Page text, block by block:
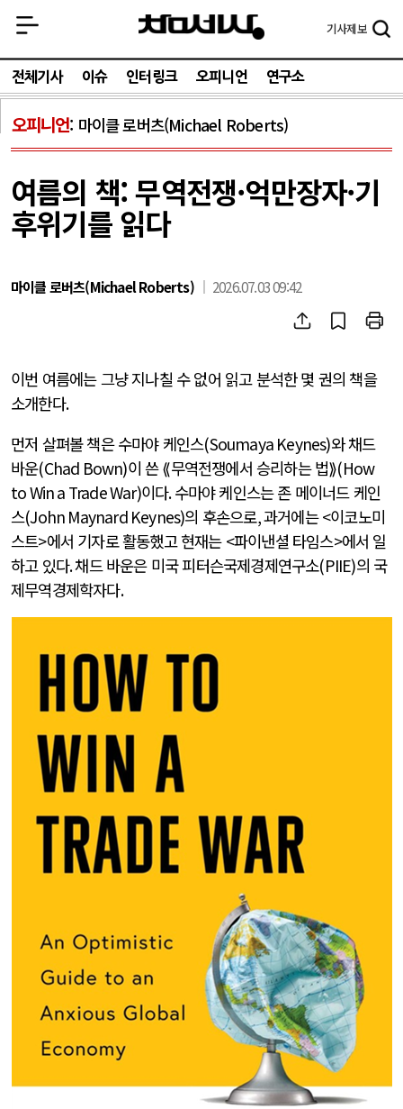
기사제보
전체기사 이슈 인터링크 오피니언 연구소
오피니언 마이클 로버츠(Michael Roberts)
여름의 책: 무역전쟁·억만장자·기
후위기를 읽다
마이클 로버츠(Michael Roberts) 2026.07.03 09:42
이번 여름에는 그냥 지나칠 수 없어 읽고 분석한 몇 권의 책을
소개한다.
먼저 살펴볼 책은 수마야 케인스(Soumaya Keynes)와 채드
바운(Chad Bown)이 쓴 ⟪무역전쟁에서 승리하는 법⟫(How
to Win a Trade War)이다.수마야 케인스는 존 메이너드 케인
스(John Maynard Keynes)의 후손으로,과거에는<이코노미
스트>에서 기자로 활동했고 현재는 <파이낸셜 타임스>에서 일
하고 있다.채드 바운은 미국 피터슨국제경제연구소(PIIE)의 국
제무역경제학자다.